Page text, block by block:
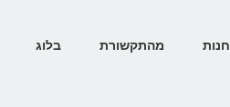
חנות מהתקשורת בלוג